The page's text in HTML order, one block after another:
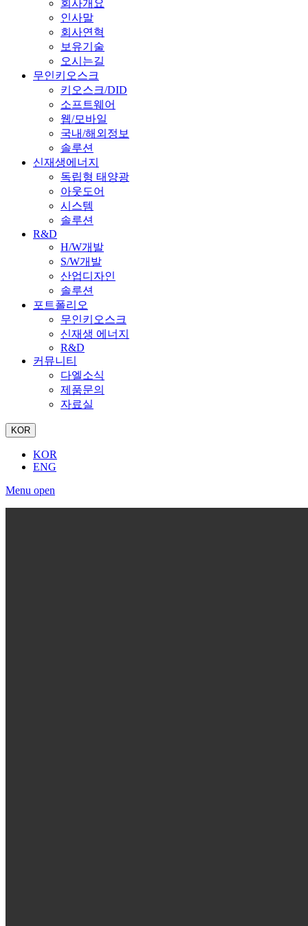
회사개요
인사말
회사연혁
보유기술
오시는길
무인키오스크
키오스크/DID
소프트웨어
웹/모바일
국내/해외정보
솔루션
신재생에너지
독립형 태양광
아웃도어
시스템
솔루션
R&D
H/W개발
S/W개발
산업디자인
솔루션
포트폴리오
무인키오스크
신재생 에너지
R&D
커뮤니티
다엘소식
제품문의
자료실
KOR
KOR
ENG
Menu open